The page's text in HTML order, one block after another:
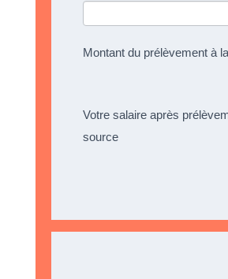
Montant du prélèvement à
Votre salaire après
source